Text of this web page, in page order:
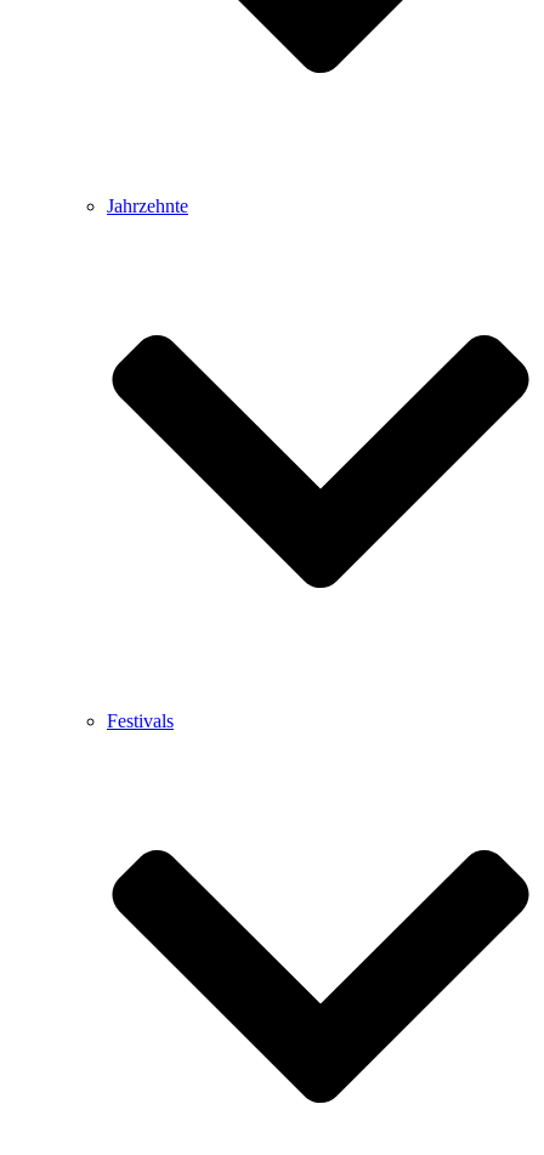
Jahrzehnte
Festivals